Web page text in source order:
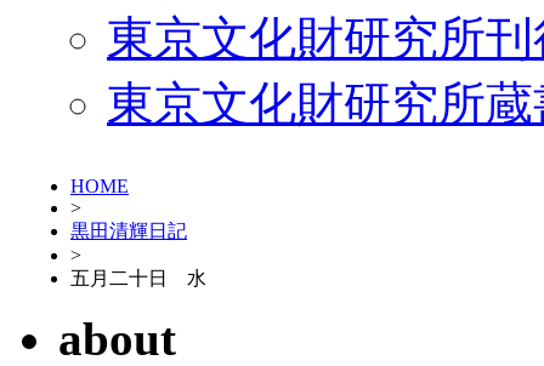
東京文化財研究所
東京文化財研究所
HOME
>
黒田清輝日記
>
五月二十日 水
about